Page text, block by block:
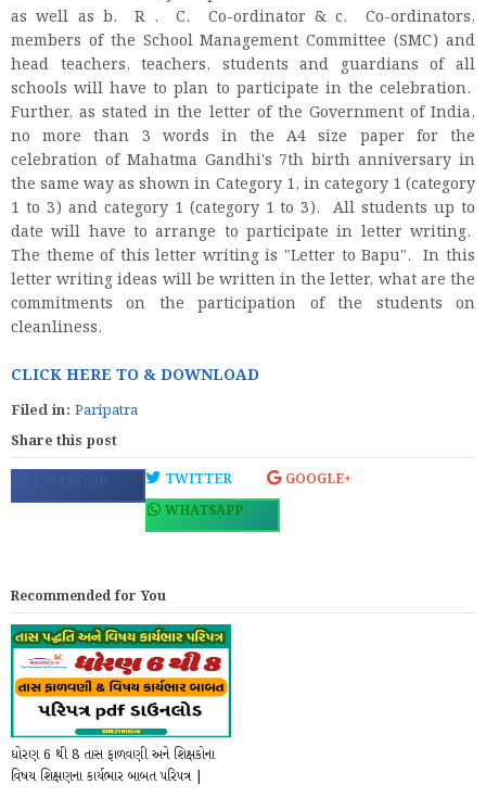
as well as b. R . C. Co-ordinator & c. Co-ordinators,
members of the School Management Committee (SMC) and
head teachers, teachers, students and guardians of all
schools will have to plan to participate in the celebration.
Further, as stated in the letter of the Government of India,
no more than 3 words in the A4 size paper for the
celebration of Mahatma Gandhi's 7th birth anniversary in
the same way as shown in Category 1, in category 1 (category
1 to 3) and category 1 (category 1 to 3). All students up to
date will have to arrange to participate in letter writing.
The theme of this letter writing is "Letter to Bapu". In this
letter writing ideas will be written in the letter, what are the
commitments on the participation of the students on
cleanliness.
CLICK HERE TO & DOWNLOAD
Filed in: Paripatra
Share this post
FACEBOOK TWITTER
GOOGLE+
WHATSAPP
Recommended for You
ધોરણ 6 થી 8 તાસ ફાળવણી અને શિક્ષકોના
વિષય શિક્ષણના કાર્યભાર બાબત પરિપત્ર |